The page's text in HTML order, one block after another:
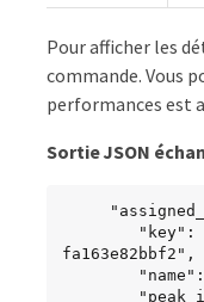
Pour afficher les
commande. Vous
performances est
Sortie JSON
fa163e82bbf2",